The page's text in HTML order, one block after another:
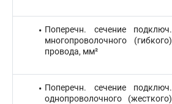
Поперечн. сечение подключ.
многопроволочного (гибкого)
провода, мм²
Поперечн. сечение подключ.
однопроволочного (жесткого)